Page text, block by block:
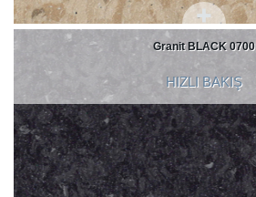
Granit BLACK 0700
HIZLI BAKIŞ